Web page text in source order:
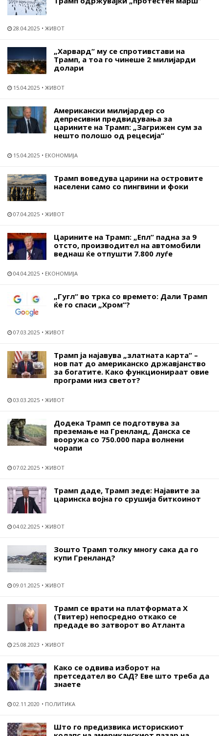
28.04.2025 ЖИВОТ
„Харвард“ му се спротивстави на
Трамп, а тоа го чинеше 2 милијарди
долари
15.04.2025 ЖИВОТ
Американски милијардер со
депресивни предвидувања за
царините на Трамп: „Загрижен сум за
нешто полошо од рецесија“
15.04.2025 ЕКОНОМИЈА
Трамп воведува царини на островите
населени само со пингвини и фоки
07.04.2025 ЖИВОТ
Царините на Трамп: „Епл“ падна за 9
отсто, производител на автомобили
веднаш ќе отпушти 7.800 луѓе
04.04.2025 ЕКОНОМИЈА
„Гугл“ во трка со времето: Дали Трамп
ќе го спаси „Хром“?
07.03.2025 ЖИВОТ
Трамп ја најавува „златната карта“ –
нов пат до американско државјанство
за богатите. Како функционираат овие
програми низ светот?
03.03.2025 ЖИВОТ
Додека Трамп се подготвува за
преземање на Гренланд, Данска се
вооружа со 750.000 пара волнени
чорапи
07.02.2025 ЖИВОТ
Трамп даде, Трамп зеде: Најавите за
царинска војна го срушија биткоинот
04.02.2025 ЖИВОТ
Зошто Трамп толку многу сака да го
купи Гренланд?
09.01.2025 ЖИВОТ
Трамп се врати на платформата X
(Твитер) непосредно откако се
предаде во затворот во Атланта
25.08.2023 ЖИВОТ
Како се одвива изборот на
претседател во САД? Еве што треба да
знаете
02.11.2020 ПОЛИТИКА
Што го предизвика историскиот